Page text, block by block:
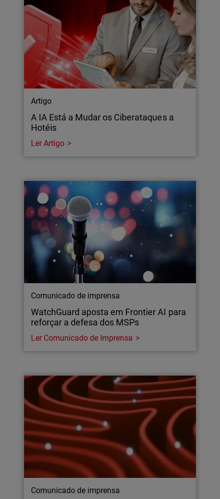
Artigo
A IA Está a Mudar os Ciberataques a
Hotéis
Ler Artigo
Comunicado de imprensa
WatchGuard aposta em Frontier AI para
reforçar a defesa dos MSPs
Ler Comunicado de Imprensa
Comunicado de imprensa